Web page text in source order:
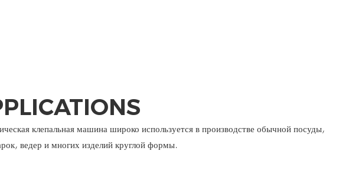
клепальная машина широко используется в производстве обычной посуды,
ведер и многих изделий круглой формы.